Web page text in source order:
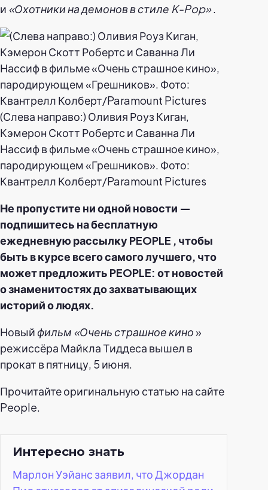
и «Охотники на демонов в стиле K-Pop».
(Слева направо:) Оливия Роуз Киган,
Кэмерон Скотт Робертс и Саванна Ли
Нассиф в фильме «Очень страшное кино»,
пародирующем «Грешников». Фото:
Квантрелл Колберт/Paramount Pictures
Не пропустите ни одной новости —
подпишитесь набесплатную
ежедневную рассылку PEOPLE , чтобы
быть в курсе всего самого лучшего, что
может предложить PEOPLE: от новостей
о знаменитостях до захватывающих
историй о людях.
Новый фильм «Очень страшное кино»
режиссёра Майкла Тиддеса вышел в
прокат в пятницу, 5 июня.
Прочитайте оригинальную статью на сайте
People.
Интересно знать
Марлон Уэйанс заявил, что Джордан